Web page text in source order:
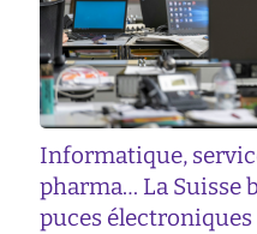
Informatique,
pharma… La Suisse
puces électroniques